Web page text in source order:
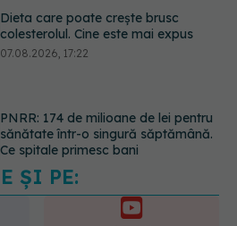
PNRR: 174 de milioane de lei pentru
sănătate într-o singură săptămână.
Ce spitale primesc bani
Ce spune culoarea ta preferată
despre vârsta pe care o ai. Care
este "codul cromatic" al generațiilor
07.08.2026, 21:29
ȘI PE:
ABONAȚI